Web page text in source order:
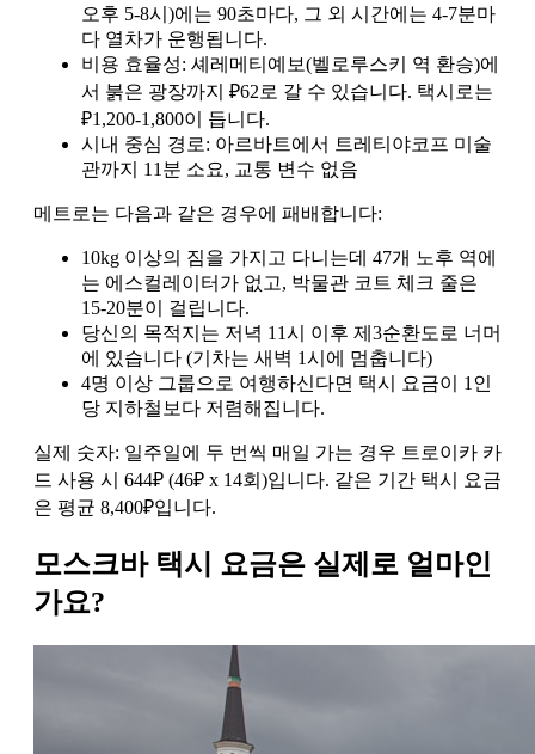
오후 5-8시)에는 90초마다, 그 외 시간에는 4-7분마
다 열차가 운행됩니다.
비용 효율성: 셰레메티예보(벨로루스키 역 환승)에
서 붉은 광장까지 ₽62로 갈 수 있습니다. 택시로는
₽1,200-1,800이 듭니다.
시내 중심 경로: 아르바트에서 트레티야코프 미술
관까지 11분 소요, 교통 변수 없음
메트로는 다음과 같은 경우에 패배합니다:
10kg 이상의 짐을 가지고 다니는데 47개 노후 역에
는 에스컬레이터가 없고, 박물관 코트 체크 줄은
15-20분이 걸립니다.
당신의 목적지는 저녁 11시 이후 제3순환도로 너머
에 있습니다 (기차는 새벽 1시에 멈춥니다)
4명 이상 그룹으로 여행하신다면 택시 요금이 1인
당 지하철보다 저렴해집니다.
실제 숫자: 일주일에 두 번씩 매일 가는 경우 트로이카 카
드 사용 시 644₽ (46₽ x 14회)입니다. 같은 기간 택시 요금
은 평균 8,400₽입니다.
모스크바 택시 요금은 실제로 얼마인
가요?